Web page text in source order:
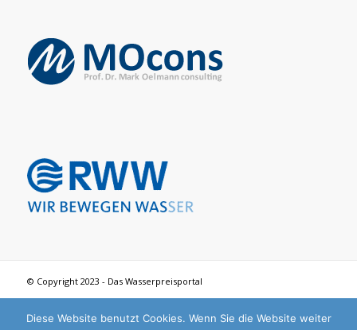
© Copyright 2023 - Das Wasserpreisportal
Diese Website benutzt Cookies. Wenn Sie die Website weiter